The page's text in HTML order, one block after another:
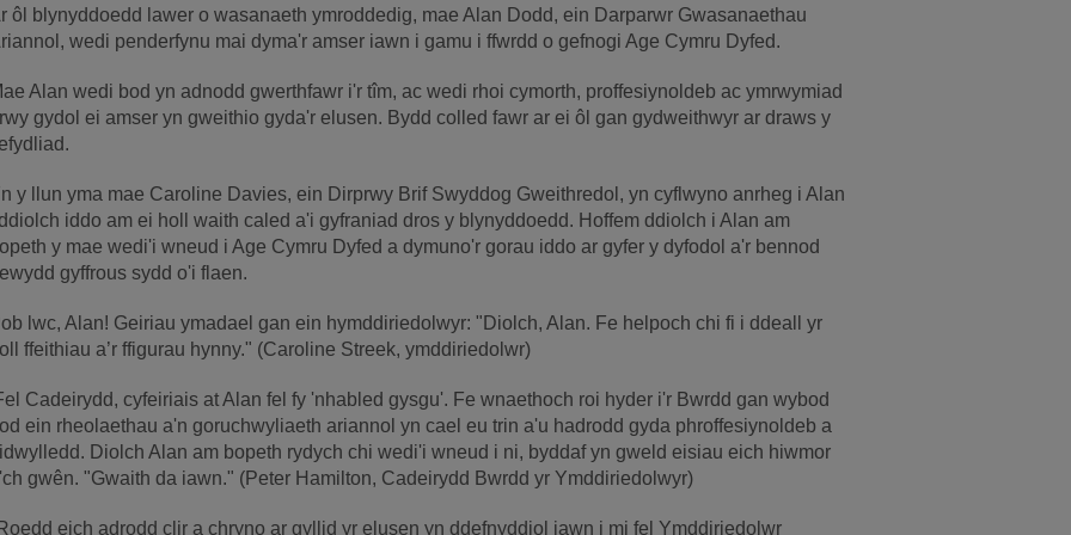
ôl blynyddoedd lawer o wasanaeth ymroddedig, mae Alan Dodd, ein Darparwr Gwasanaethau
wedi penderfynu mai dyma'r amser iawn i gamu i ffwrdd o gefnogi Age Cymru Dyfed.
Alan wedi bod yn adnodd gwerthfawr i'r tîm, ac wedi rhoi cymorth, proffesiynoldeb ac ymrwymiad
gydol ei amser yn gweithio gyda'r elusen. Bydd colled fawr ar ei ôl gan gydweithwyr ar draws y
y llun yma mae Caroline Davies, ein Dirprwy Brif Swyddog Gweithredol, yn cyflwyno anrheg i Alan
iddo am ei holl waith caled a'i gyfraniad dros y blynyddoedd. Hoffem ddiolch i Alan am
y mae wedi'i wneud i Age Cymru Dyfed a dymuno'r gorau iddo ar gyfer y dyfodol a'r bennod
gyffrous sydd o'i flaen.
lwc, Alan! Geiriau ymadael gan ein hymddiriedolwyr: "Diolch, Alan. Fe helpoch chi fi i ddeall yr
ffeithiau a’r ffigurau hynny." (Caroline Streek, ymddiriedolwr)
Cadeirydd, cyfeiriais at Alan fel fy 'nhabled gysgu'. Fe wnaethoch roi hyder i'r Bwrdd gan wybod
ein rheolaethau a'n goruchwyliaeth ariannol yn cael eu trin a'u hadrodd gyda phroffesiynoldeb a
Diolch Alan am bopeth rydych chi wedi'i wneud i ni, byddaf yn gweld eisiau eich hiwmor
gwên. "Gwaith da iawn." (Peter Hamilton, Cadeirydd Bwrdd yr Ymddiriedolwyr)
eich adrodd clir a chryno ar gyllid yr elusen yn ddefnyddiol iawn i mi fel Ymddiriedolwr